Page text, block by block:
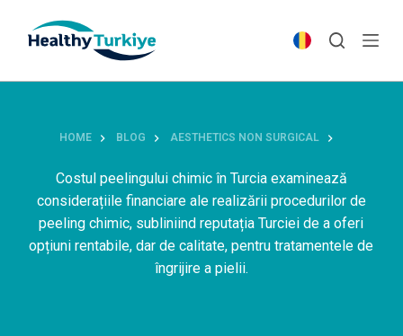
p
HOME BLOG AESTHETICS NON SURGICAL
Costul peelingului chimic în Turcia examinează
considerațiile financiare ale realizării procedurilor de
peeling chimic, subliniind reputația Turciei de a oferi
opțiuni rentabile, dar de calitate, pentru tratamentele de
îngrijire a pielii.